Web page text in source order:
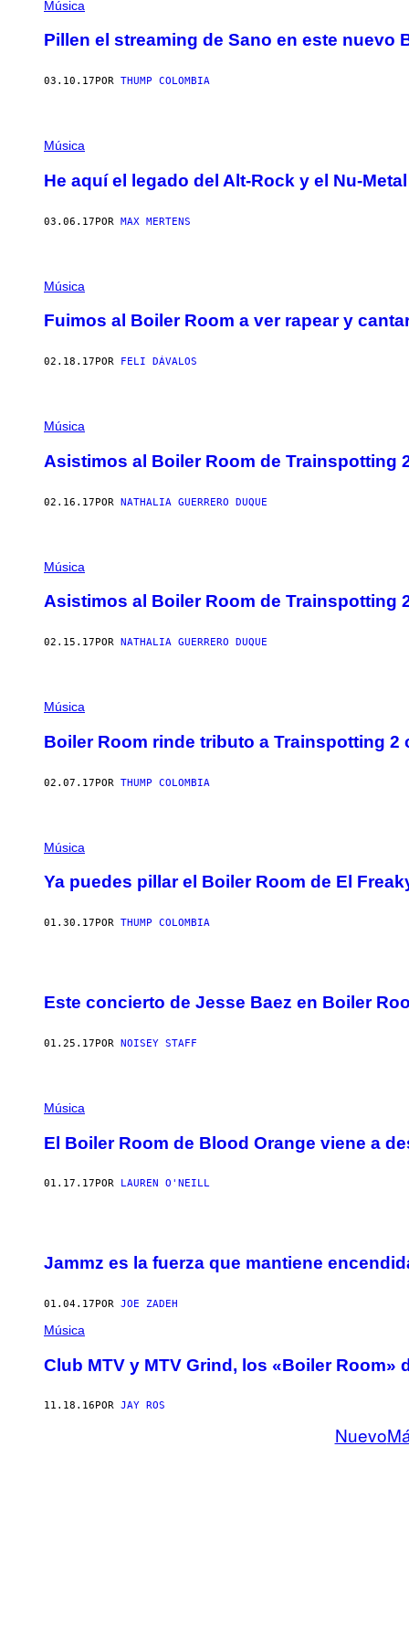
Música
Pillen el streaming de Sano en este nuevo
03.10.17 POR THUMP COLOMBIA
Música
He aquí el legado del Alt-Rock y el Nu-
03.06.17POR MAX MERTENS
Música
Fuimos al Boiler Room a ver rapear y
02.18.17 POR FELI DÁVALOS
Música
Asistimos al Boiler Room de Trainspotting
02.16.17POR NATHALIA GUERRERO DUQUE
Música
Asistimos al Boiler Room de Trainspotting
02.15.17 POR NATHALIA GUERRERO DUQUE
Música
Boiler Room rinde tributo a Trainspotting 2
02.07.17POR THUMP COLOMBIA
Música
Ya puedes pillar el Boiler Room de El
01.30.17 POR THUMP COLOMBIA
Este concierto de Jesse Baez en Boiler
01.25.17POR NOISEY STAFF
Música
El Boiler Room de Blood Orange viene a
01.17.17 POR LAUREN O'NEILL
Jammz es la fuerza que mantiene
01.04.17POR JOE ZADEH
Música
Club MTV y MTV Grind, los «Boiler Room»
11.18.16 POR JAY ROS
Nuevo